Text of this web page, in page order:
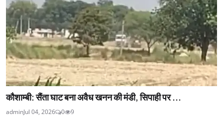
कौशाम्बी: सैंता घाट बना अवैध खनन की मंडी, सिपाही पर ...
adminJul 04, 2026 0 9